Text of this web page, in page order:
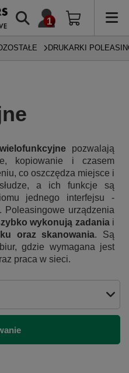
DRUKARKI
pozwalają
kopiowanie i czasem
co oszczędza miejsce i
a ich funkcje są
jednego interfejsu -
Poleasingowe urządzenia
wykonują zadaniai
oraz skanowania. Są
gdzie wymagana jest
praca w sieci.